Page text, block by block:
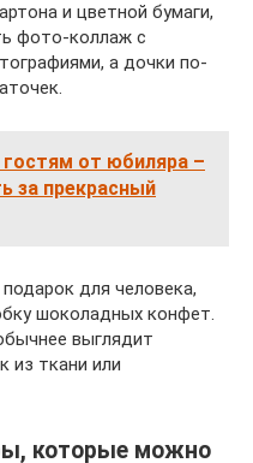
и цветной бумаги,
фото-коллаж с
а дочки по-
от юбиляра –
за прекрасный
для человека,
шоколадных конфет.
выглядит
из ткани или
которые можно